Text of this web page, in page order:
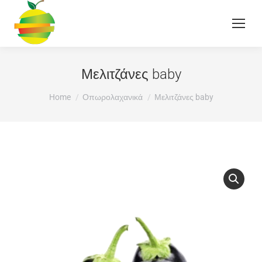
Μελιτζάνες baby
You are here:
Home Οπωρολαχανικά Μελιτζάνες baby